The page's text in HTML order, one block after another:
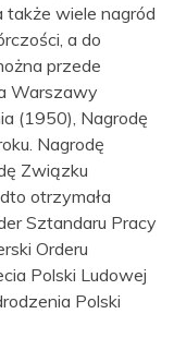
także wiele nagród
a do
przede
Warszawy
(1950), Nagrodę
Nagrodę
Związku
otrzymała
Sztandaru Pracy
Orderu
Polski Ludowej
Polski